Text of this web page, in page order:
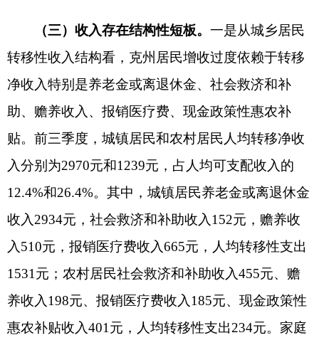
新公网安备65300102000007号 新ICP备2022000247号
政府网站标识码：6530000002 法律声明 关于我们